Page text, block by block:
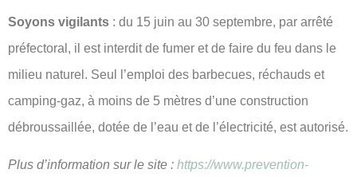
Soyons vigilants : du 15 juin au 30 septembre, par arrêté
préfectoral, il est interdit de fumer et de faire du feu dans le
milieu naturel. Seul l’emploi des barbecues, réchauds et
camping-gaz, à moins de 5 mètres d’une construction
débroussaillée, dotée de l’eau et de l’électricité, est autorisé.
Plus d’information sur le site : https://www.prevention-